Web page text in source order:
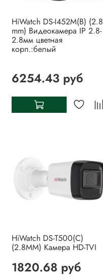
HiWatch DS-I452M(B) (2.8
mm) Видеокамера IP 2.8-
2.8мм цветная
корп.:белый
6254.43 руб
HiWatch DS-T500(C)
(2.8MM) Камера HD-TVI
1820.68 руб